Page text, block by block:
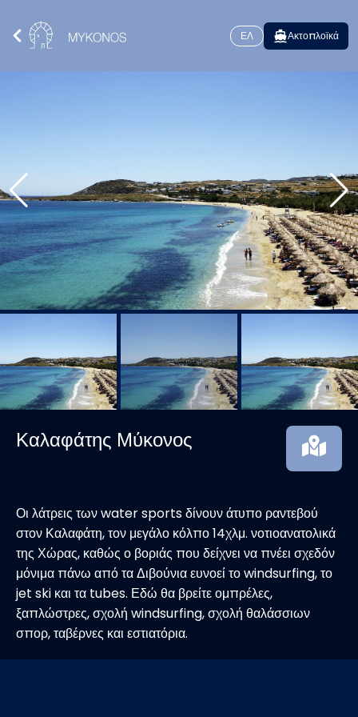
ΕΛ Ακτοπλοϊκά
Καλαφάτης Μύκονος
Οι λάτρεις των water sports δίνουν άτυπο ραντεβού
στον Καλαφάτη, τον μεγάλο κόλπο 14χλμ. νοτιοανατολικά
της Χώρας, καθώς ο βοριάς που δείχνει να πνέει σχεδόν
μόνιμα πάνω από τα Διβούνια ευνοεί το windsurfing, το
jet ski και τα tubes. Εδώ θα βρείτε ομπρέλες,
ξαπλώστρες, σχολή windsurfing, σχολή θαλάσσιων
σπορ, ταβέρνες και εστιατόρια.